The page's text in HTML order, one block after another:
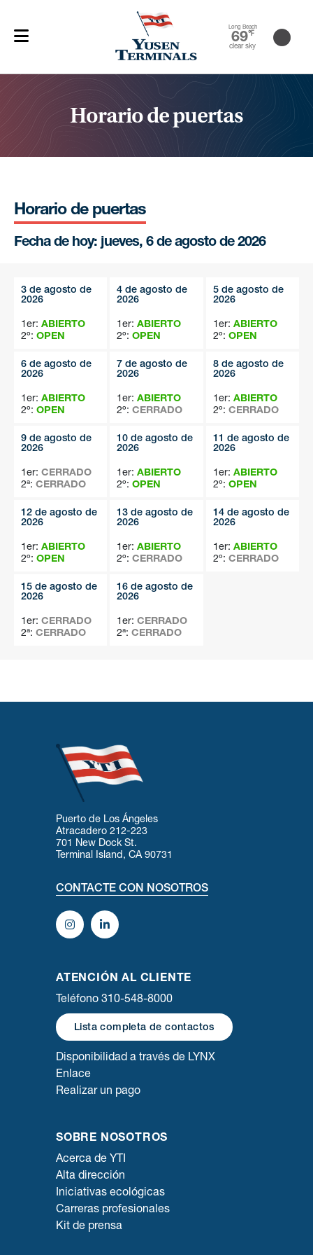
Long Beach
69℉
clear sky
Horario de puertas
Horario de puertas
Fecha de hoy: jueves, 6 de agosto de 2026
3 de agosto de
2026
1er: ABIERTO
2º: OPEN
4 de agosto de
2026
1er:ABIERTO
2º:OPEN
5 de agosto de
2026
1er: ABIERTO
2º: OPEN
6 de agosto de
2026
1er: ABIERTO
2º: OPEN
7 de agosto de
2026
1er:ABIERTO
2º:CERRADO
8 de agosto de
2026
1er: ABIERTO
2º: CERRADO
9 de agosto de
2026
1er: CERRADO
2ª: CERRADO
10 de agosto de
2026
1er:ABIERTO
2º:OPEN
11 de agosto de
2026
1er: ABIERTO
2º: OPEN
12 de agosto de
2026
1er: ABIERTO
2º: OPEN
13 de agosto de
2026
1er:ABIERTO
2º:CERRADO
14 de agosto de
2026
1er: ABIERTO
2º: CERRADO
15 de agosto de
2026
1er: CERRADO
2ª: CERRADO
16 de agosto de
2026
1er:CERRADO
2ª:CERRADO
Puerto de Los Ángeles
Atracadero 212-223
701 New Dock St.
Terminal Island, CA 90731
CONTACTE CON NOSOTROS
ATENCIÓN AL CLIENTE
Teléfono 310-548-8000
Lista completa de contactos
Disponibilidad a través de LYNX
Enlace
Realizar un pago
SOBRE NOSOTROS
Acerca de YTI
Alta dirección
Iniciativas ecológicas
Carreras profesionales
Kit de prensa